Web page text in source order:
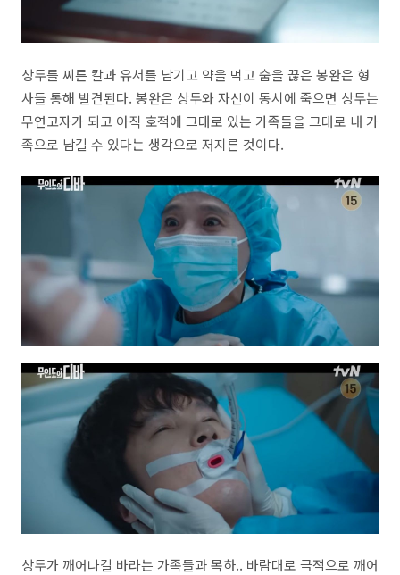
상두를 찌른 칼과 유서를 남기고 약을 먹고 숨을 끊은 봉완은 형
사들 통해 발견된다. 봉완은 상두와 자신이 동시에 죽으면 상두는
무연고자가 되고 아직 호적에 그대로 있는 가족들을 그대로 내 가
족으로 남길 수 있다는 생각으로 저지른 것이다.
상두가 깨어나길 바라는 가족들과 목하.. 바람대로 극적으로 깨어